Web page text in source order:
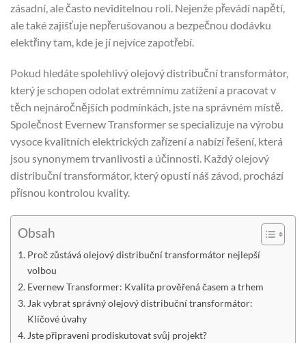
zásadní, ale často neviditelnou roli. Nejenže převádí napětí,
ale také zajišťuje nepřerušovanou a bezpečnou dodávku
elektřiny tam, kde je jí nejvíce zapotřebí.
Pokud hledáte spolehlivý olejový distribuční transformátor,
který je schopen odolat extrémnímu zatížení a pracovat v
těch nejnáročnějších podmínkách, jste na správném místě.
Společnost Evernew Transformer se specializuje na výrobu
vysoce kvalitních elektrických zařízení a nabízí řešení, která
jsou synonymem trvanlivosti a účinnosti. Každý olejový
distribuční transformátor, který opustí náš závod, prochází
přísnou kontrolou kvality.
Obsah
Proč zůstává olejový distribuční transformátor nejlepší
volbou
Evernew Transformer: Kvalita prověřená časem a trhem
Jak vybrat správný olejový distribuční transformátor:
Klíčové úvahy
Jste připraveni prodiskutovat svůj projekt?